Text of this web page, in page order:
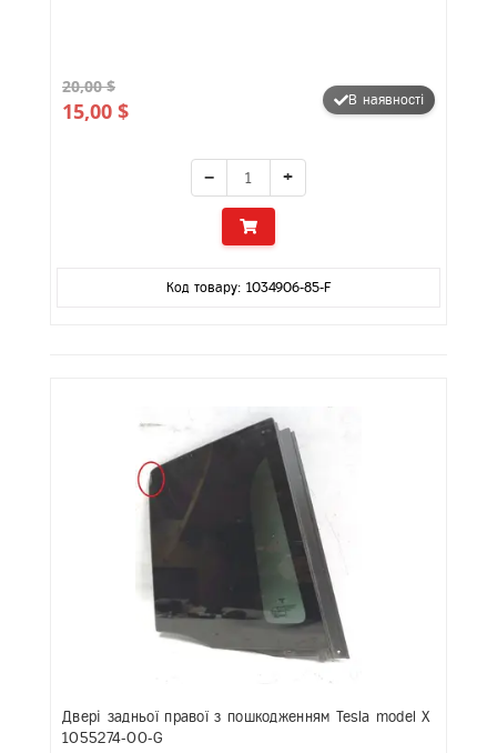
20,00 $
15,00 $ В наявності
− +
Код товару: 1034906-85-F
Двері задньої правої з пошкодженням Tesla model X
1055274-00-G